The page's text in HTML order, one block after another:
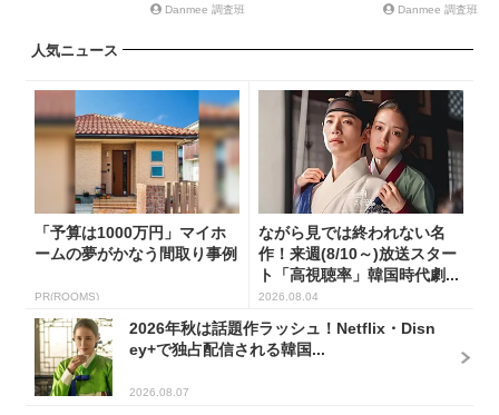
Danmee 調査班 Danmee 調査班
人気ニュース
「予算は1000万円」マイホ
ームの夢がかなう間取り事例
PR(ROOMS)
ながら見では終われない名
作！来週(8/10～)放送スター
ト「高視聴率」韓国時代劇...
2026.08.04
2026年秋は話題作ラッシュ！Netflix・Disn
ey+で独占配信される韓国...
2026.08.07